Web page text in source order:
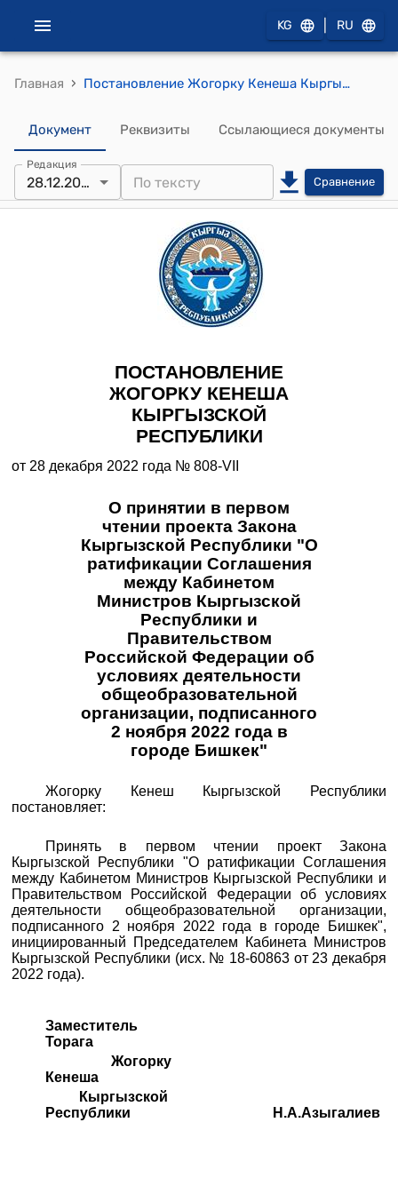
KG RU
Главная › Постановление Жогорку Кенеша Кыргызской Республики от 28 декабря 2022 года № 808-VII "О принятии в первом чтении проекта Закона Кыргызской Республики "О ратификации Соглашения между Кабинетом Министров Кыргызской Республики и Правительством Российской Федерации об условиях деятельности общеобразовательной организации, подписанного 2 ноября 2022 года в городе Бишкек"
Документ Реквизиты Ссылающиеся документы
Редакция
28.12.2022 Сравнение